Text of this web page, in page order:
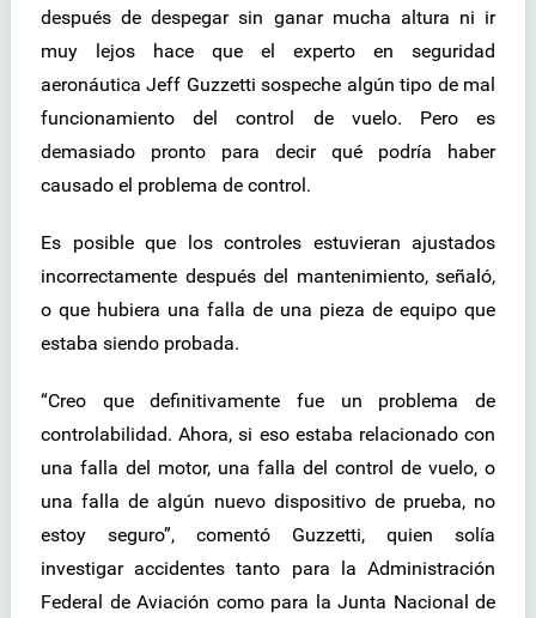
después de despegar sin ganar mucha altura ni ir
muy lejos hace que el experto en seguridad
aeronáutica Jeff Guzzetti sospeche algún tipo de mal
funcionamiento del control de vuelo. Pero es
demasiado pronto para decir qué podría haber
causado el problema de control.
Es posible que los controles estuvieran ajustados
incorrectamente después del mantenimiento, señaló,
o que hubiera una falla de una pieza de equipo que
estaba siendo probada.
“Creo que definitivamente fue un problema de
controlabilidad. Ahora, si eso estaba relacionado con
una falla del motor, una falla del control de vuelo, o
una falla de algún nuevo dispositivo de prueba, no
estoy seguro”, comentó Guzzetti, quien solía
investigar accidentes tanto para la Administración
Federal de Aviación como para la Junta Nacional de